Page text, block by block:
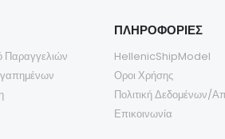
Παραγγελιών
ΠΛΗΡΟΦΟΡΙΕΣ
HellenicShipModel
Οροι Χρήσης
Πολιτική Δεδομένων/
Επικοινωνία